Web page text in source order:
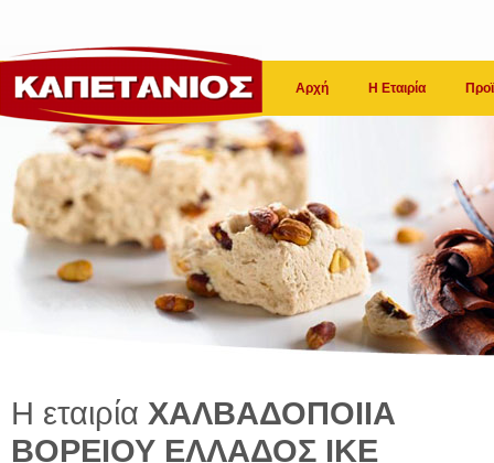
Αρχή Η Εταιρία
Η εταιρία ΧΑΛΒΑΔΟΠΟΙΙΑ
ΒΟΡΕΙΟΥ ΕΛΛΑΔΟΣ ΙΚΕ